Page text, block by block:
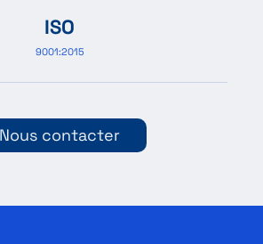
ISO
9001:2015
Nous contacter